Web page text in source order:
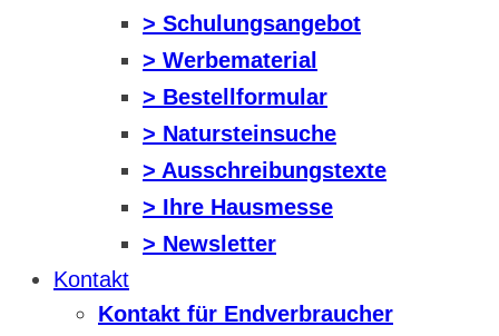
> Schulungsangebot
> Werbematerial
> Bestellformular
> Natursteinsuche
> Ausschreibungstexte
> Ihre Hausmesse
> Newsletter
Kontakt
Kontakt für Endverbraucher